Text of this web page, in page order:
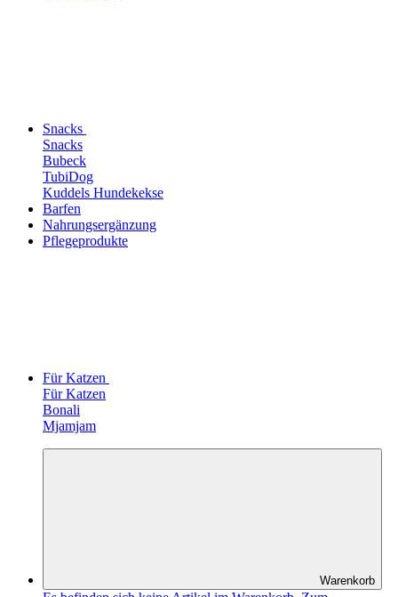
Snacks
Snacks
Bubeck
TubiDog
Kuddels Hundekekse
Barfen
Nahrungsergänzung
Pflegeprodukte
Für Katzen
Für Katzen
Bonali
Mjamjam
Warenkorb